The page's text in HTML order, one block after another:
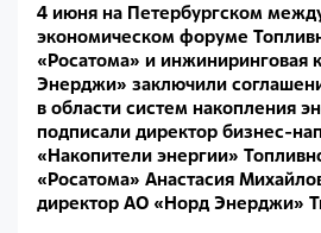
4 июня на Петербургском
экономическом форуме
«Росатома» и инжиниринговая
Энерджи» заключили
в области систем накопления
подписали директор бизнес-
«Накопители энергии»
«Росатома» Анастасия
директор АО «Норд Энерджи»